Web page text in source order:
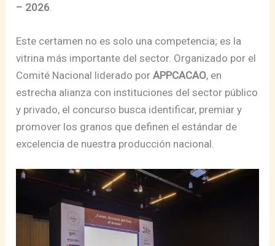
– 2026.
Este certamen no es solo una competencia; es la
vitrina más importante del sector. Organizado por el
Comité Nacional liderado porAPPCACAO, en
estrecha alianza con instituciones del sector público
y privado, el concurso busca identificar, premiar y
promover los granos que definen el estándar de
excelencia de nuestra producción nacional.